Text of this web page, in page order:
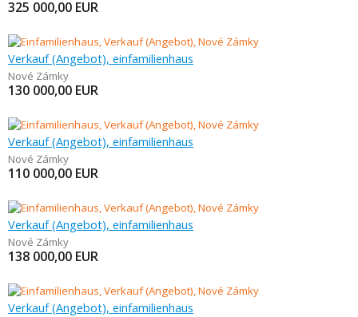
325 000,00 EUR
Verkauf (Angebot), einfamilienhaus
Nové Zámky
130 000,00 EUR
Verkauf (Angebot), einfamilienhaus
Nové Zámky
110 000,00 EUR
Verkauf (Angebot), einfamilienhaus
Nové Zámky
138 000,00 EUR
Verkauf (Angebot), einfamilienhaus